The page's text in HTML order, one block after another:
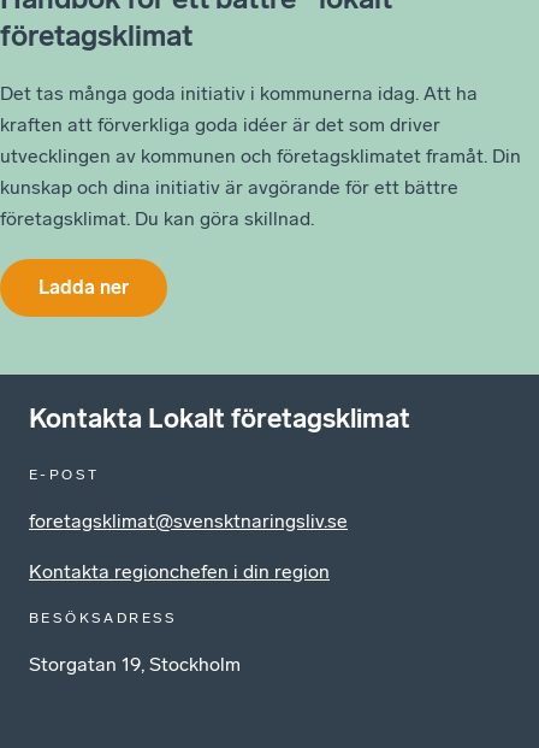
företagsklimat
Det tas många goda initiativ i kommunerna idag. Att ha
kraften att förverkliga goda idéer är det som driver
utvecklingen av kommunen och företagsklimatet framåt. Din
kunskap och dina initiativ är avgörande för ett bättre
företagsklimat. Du kan göra skillnad.
Ladda ner
Kontakta Lokalt företagsklimat
E-POST
foretagsklimat@svensktnaringsliv.se
Kontakta regionchefen i din region
BESÖKSADRESS
Storgatan 19, Stockholm